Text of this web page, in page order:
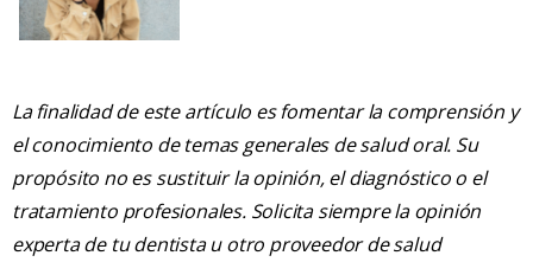
La finalidad de este artículo es fomentar la comprensión y
el conocimiento de temas generales de salud oral. Su
propósito no es sustituir la opinión, el diagnóstico o el
tratamiento profesionales. Solicita siempre la opinión
experta de tu dentista u otro proveedor de salud